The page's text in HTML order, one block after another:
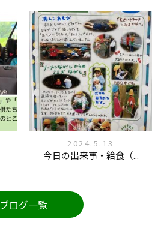
2024.5.13
今日の出来事・給食（...
ブログ一覧